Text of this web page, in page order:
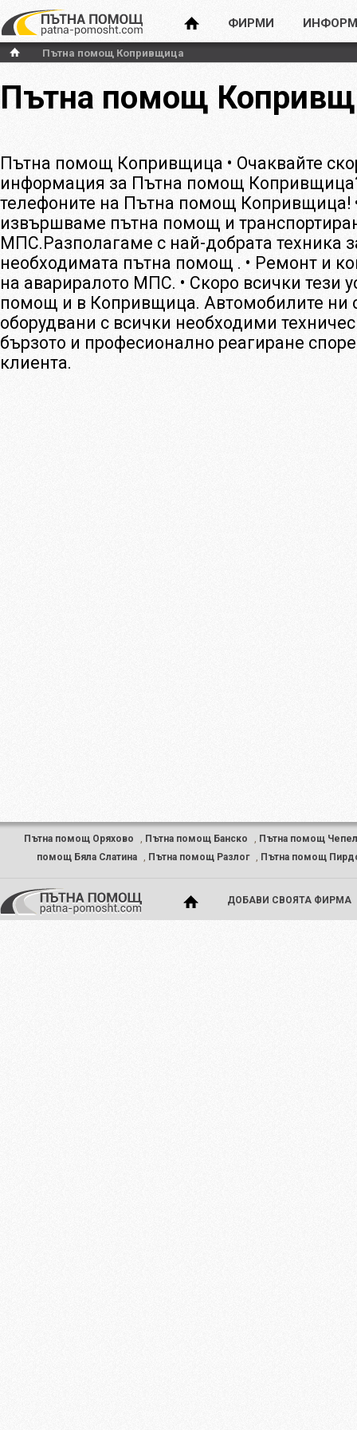
ФИРМИ
Пътна помощ Копривщица
Пътна помощ
Пътна помощ Копривщица • Очаквайте
информация за Пътна помощ
телефоните на Пътна помощ Копривщица!
извършваме пътна помощ и
МПС.Разполагаме с най-добрата техника
необходимата пътна помощ . • Ремонт и
на авариралото МПС. • Скоро всички тези
помощ и в Копривщица. Автомобилите ни
оборудвани с всички необходими
бързото и професионално реагиране
клиента.
Пътна помощ Оряхово , Пътна помощ Банско , Пътна помощ
помощ Бяла Слатина
, Пътна помощ Разлог , Пътна помощ
ДОБАВИ СВОЯТА ФИРМА